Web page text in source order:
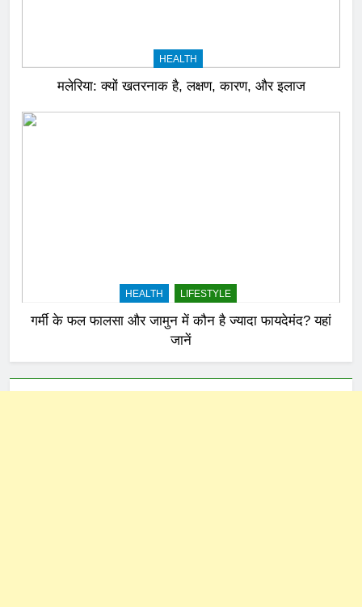
HEALTH
मलेरिया: क्यों खतरनाक है, लक्षण, कारण, और इलाज
HEALTH LIFESTYLE
गर्मी के फल फालसा और जामुन में कौन है ज्यादा फायदेमंद? यहां
जानें